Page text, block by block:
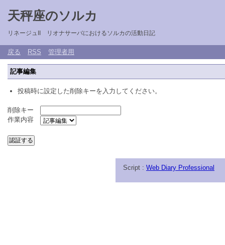
天秤座のソルカ
リネージュII リオナサーバにおけるソルカの活動日記
戻る RSS 管理者用
記事編集
投稿時に設定した削除キーを入力してください。
削除キー
作業内容
Script : Web Diary Professional